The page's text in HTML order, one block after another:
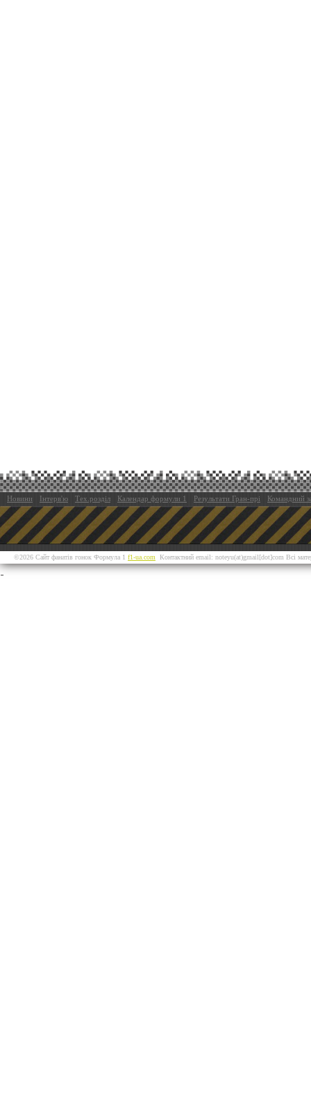
Новини Інтерв'ю Тех.розділ Календар формули 1 Результати Гран-прі Командний
©2026 Сайт фанатів гонок Формула 1 f1-ua.com Контактний email: noteyu(at)gmail[dot]com Всі